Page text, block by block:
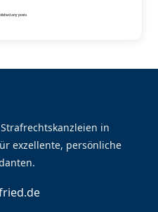
any posts
in
exzellente, persönliche